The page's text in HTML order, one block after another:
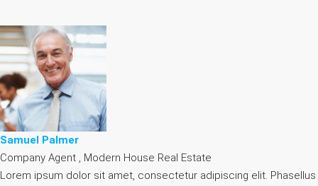
Samuel Palmer
Company Agent , Modern House Real Estate
Lorem ipsum dolor sit amet, consectetur adipiscing elit. Phasellus